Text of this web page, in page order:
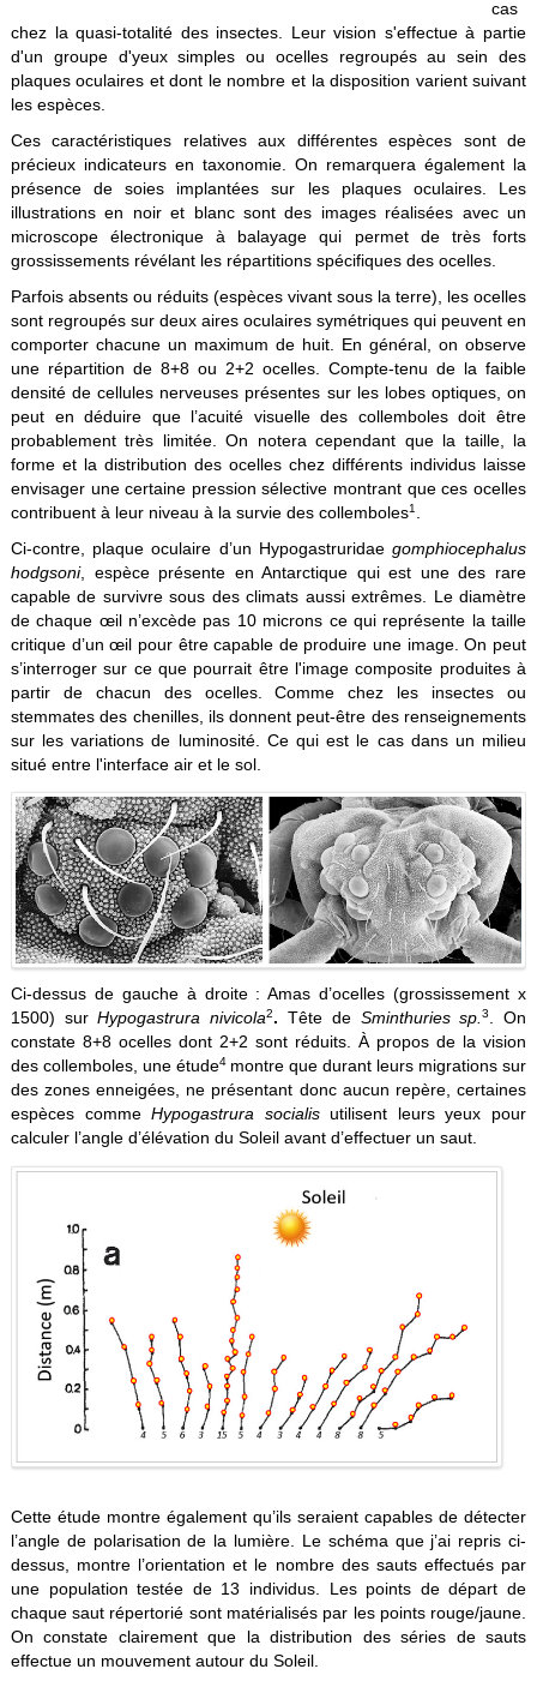
cas
chez la quasi-totalité des insectes. Leur vision s'effectue à partie
d'un groupe d'yeux simples ou ocelles regroupés au sein des
plaques oculaires et dont le nombre et la disposition varient suivant
les espèces.
Ces caractéristiques relatives aux différentes espèces sont de
précieux indicateurs en taxonomie. On remarquera également la
présence de soies implantées sur les plaques oculaires. Les
illustrations en noir et blanc sont des images réalisées avec un
microscope électronique à balayage qui permet de très forts
grossissements révélant les répartitions spécifiques des ocelles.
Parfois absents ou réduits (espèces vivant sous la terre), les ocelles
sont regroupés sur deux aires oculaires symétriques qui peuvent en
comporter chacune un maximum de huit. En général, on observe
une répartition de 8+8 ou 2+2 ocelles. Compte-tenu de la faible
densité de cellules nerveuses présentes sur les lobes optiques, on
peut en déduire que l’acuité visuelle des collemboles doit être
probablement très limitée. On notera cependant que la taille, la
forme et la distribution des ocelles chez différents individus laisse
envisager une certaine pression sélective montrant que ces ocelles
contribuent à leur niveau à la survie des collemboles1 .
Ci-contre, plaque oculaire d’un Hypogastruridaegomphiocephalus
hodgsoni, espèce présente en Antarctique qui est une des rare
capable de survivre sous des climats aussi extrêmes. Le diamètre
de chaque œil n’excède pas 10 microns ce qui représente la taille
critique d’un œil pour être capable de produire une image. On peut
s’interroger sur ce que pourrait être l'image composite produites à
partir de chacun des ocelles. Comme chez les insectes ou
stemmates des chenilles, ils donnent peut-être des renseignements
sur les variations de luminosité. Ce qui est le cas dans un milieu
situé entre l'interface air et le sol.
Ci-dessus de gauche à droite : Amas d’ocelles (grossissement x
1500) surHypogastrura nivicola2. Tête de Sminthuries sp.3
. On
constate 8+8 ocelles dont 2+2 sont réduits. À propos de la vision
des collemboles, une étude4 montre que durant leurs migrations sur
des zones enneigées, ne présentant donc aucun repère, certaines
espèces commeHypogastrura socialisutilisent leurs yeux pour
calculer l’angle d’élévation du Soleil avant d’effectuer un saut.
Cette étude montre également qu’ils seraient capables de détecter
l’angle de polarisation de la lumière. Le schéma que j’ai repris ci-
dessus, montre l’orientation et le nombre des sauts effectués par
une population testée de 13 individus. Les points de départ de
chaque saut répertorié sont matérialisés par les points rouge/jaune.
On constate clairement que la distribution des séries de sauts
effectue un mouvement autour du Soleil.